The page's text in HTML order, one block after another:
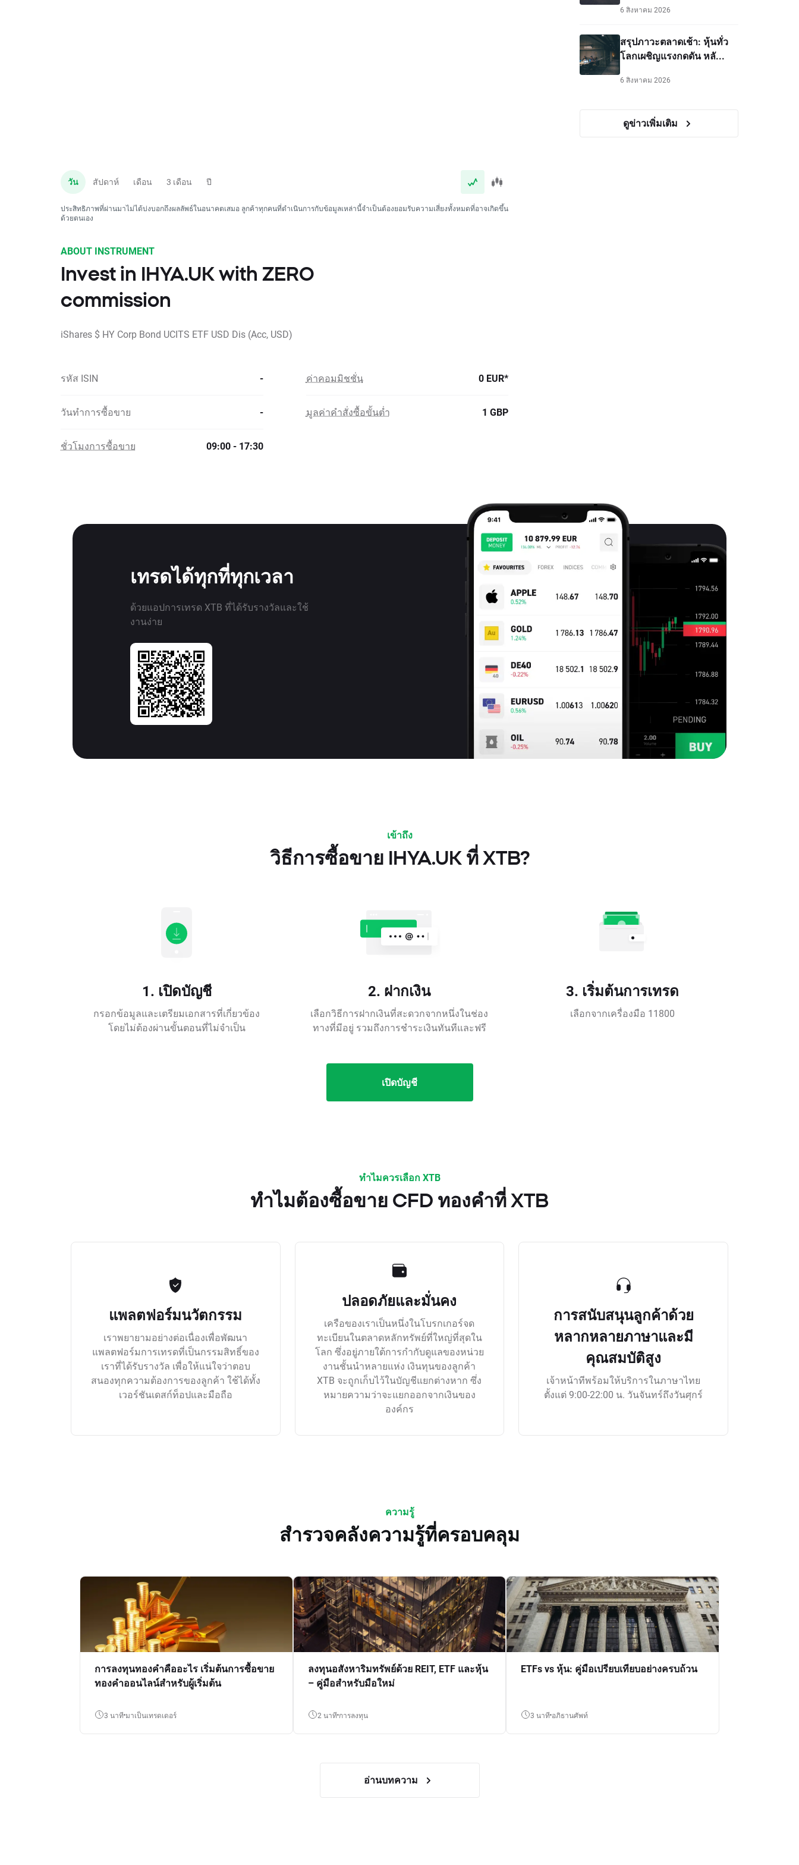
วัน สัปดาห์ เดือน 3 เดือน ปี
ประสิทธิภาพที่ผ่านมาไม่ได้บ่งบอกถึงผลลัพธ์ในอนาคตเสมอ ลูกค้าทุกคนที่ดำเนินการกับข้อมูลเหล่านี้จำเป็นต้องยอมรับความเสี่ยงทั้งหมดที่อาจเกิดขึ้น
ด้วยตนเอง
6 สิงหาคม 2026
สรุปภาวะตลาดเช้า: หุ้นทั่ว
โลกเผชิญแรงกดดัน หลั...
6 สิงหาคม 2026
ดูข่าวเพิ่มเติม
ABOUT INSTRUMENT
Invest in IHYA.UK with ZERO
commission
iShares $ HY Corp Bond UCITS ETF USD Dis (Acc, USD)
รหัส ISIN - ค่าคอมมิชชั่น 0 EUR*
วันทำการซื้อขาย - มูลค่าคำสั่งซื้อขั้นต่ำ 1 GBP
ชั่วโมงการซื้อขาย 09:00 - 17:30
เทรดได้ทุกที่ทุกเวลา
ด้วยแอปการเทรด XTB ที่ได้รับรางวัลและใช้
งานง่าย
เข้าถึง
วิธีการซื้อขาย IHYA.UK ที่ XTB?
1. เปิดบัญชี
กรอกข้อมูลและเตรียมเอกสารที่เกี่ยวข้อง
โดยไม่ต้องผ่านขั้นตอนที่ไม่จำเป็น
2. ฝากเงิน
เลือกวิธีการฝากเงินที่สะดวกจากหนึ่งในช่อง
ทางที่มีอยู่ รวมถึงการชำระเงินทันทีและฟรี
3. เริ่มต้นการเทรด
เลือกจากเครื่องมือ 11800
เปิดบัญชี
ทำไมควรเลือก XTB
ทำไมต้องซื้อขาย CFD ทองคำที่ XTB
แพลตฟอร์มนวัตกรรม
เราพยายามอย่างต่อเนื่องเพื่อพัฒนา
แพลตฟอร์มการเทรดที่เป็นกรรมสิทธิ์ของ
เราที่ได้รับรางวัล เพื่อให้แน่ใจว่าตอบ
สนองทุกความต้องการของลูกค้า ใช้ได้ทั้ง
เวอร์ชันเดสก์ท็อปและมือถือ
ปลอดภัยและมั่นคง
เครือของเราเป็นหนึ่งในโบรกเกอร์จด
ทะเบียนในตลาดหลักทรัพย์ที่ใหญ่ที่สุดใน
โลก ซึ่งอยู่ภายใต้การกำกับดูแลของหน่วย
งานชั้นนำหลายแห่ง เงินทุนของลูกค้า
XTB จะถูกเก็บไว้ในบัญชีแยกต่างหาก ซึ่ง
หมายความว่าจะแยกออกจากเงินของ
องค์กร
การสนับสนุนลูกค้าด้วย
หลากหลายภาษาและมี
คุณสมบัติสูง
เจ้าหน้าทีพร้อมให้บริการในภาษาไทย
ตั้งแต่ 9:00-22:00 น. วันจันทร์ถึงวันศุกร์
ความรู้
สำรวจคลังความรู้ที่ครอบคลุม
การลงทุนทองคำคืออะไร เริ่มต้นการซื้อขาย
ทองคำออนไลน์สำหรับผู้เริ่มต้น
3 นาที มาเป็นเทรดเดอร์
ลงทุนอสังหาริมทรัพย์ด้วย REIT, ETF และหุ้น
– คู่มือสำหรับมือใหม่
2 นาที การลงทุน
ETFs vs หุ้น: คู่มือเปรียบเทียบอย่างครบถ้วน
3 นาที อภิธานศัพท์
อ่านบทความ